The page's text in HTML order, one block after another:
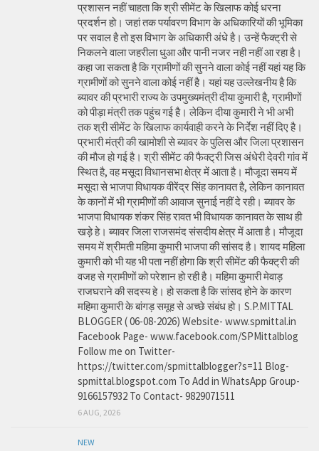
प्रशासन नहीं चाहता कि श्री सीमेंट के खिलाफ कोई धरना
प्रदर्शन हो। जहां तक पर्यावरण विभाग के अधिकारियों की भूमिका
पर सवाल है तो इस विभाग के अधिकारी अंधे है। उन्हें फैक्ट्री से
निकलने वाला जहरीला धुआ और पानी नजर नही नहीं आ रहा है।
कहा जा सकता है कि ग्रामीणों की सुनने वाला कोई नहीं यहां यह कि
ग्रामीणों को सुनने वाला कोई नहीं है। यहां यह उल्लेखनीय है कि
ब्यावर की प्रभारी राज्य के उपमुख्यमंत्री दीया कुमारी है, ग्रामीणों
को पीड़ा मंत्री तक पहुंच गई है। लेकिन दीया कुमारी ने भी अभी
तक श्री सीमेंट के खिलाफ कार्यवाही करने के निर्देश नहीं दिए है।
प्रभारी मंत्री की खामोशी से ब्यावर के पुलिस और जिला प्रशासन
की मौज हो गई है। श्री सीमेंट की फैक्ट्री जिस अंधेरी देवरी गांव में
स्थित है, वह मसूदा विधानसभा क्षेत्र में आता है। मौजूदा समय में
मसूदा से भाजपा विधायक वीरेंद्र सिंह कानावत है, लेकिन कानावत
के कानों में भी ग्रामीणों की आवाज सुनाई नहीं दे रही। ब्यावर के
भाजपा विधायक शंकर सिंह रावत भी विधायक कानावत के साथ ही
खड़े हे। ब्यावर जिला राजसमंद संसदीय क्षेत्र में आता है। मौजूदा
समय में श्रीमती महिमा कुमारी भाजपा की सांसद है। शायद महिला
कुमारी को भी यह भी पता नहीं होगा कि श्री सीमेंट की फैक्ट्री की
वजह से ग्रामीणों को परेशान हो रही है। महिमा कुमारी मेवाड़
राजघराने की सदस्य हे। हो सकता है कि सांसद होने के कारण
महिमा कुमारी के बांगड़ समूह से अच्छे संबंध हो। S.P.MITTAL
BLOGGER ( 06-08-2026) Website- www.spmittal.in
Facebook Page- www.facebook.com/SPMittalblog
Follow me on Twitter-
https://twitter.com/spmittalblogger?s=11 Blog-
spmittal.blogspot.com To Add in WhatsApp Group-
9166157932 To Contact- 9829071511
6 AUG, 2026
NEW